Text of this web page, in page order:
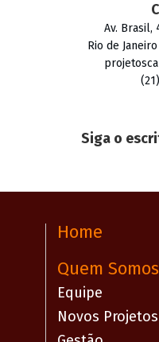
Av. Brasil,
Rio de
Siga o
Home
Quem Somos
Equipe
Novos Projetos